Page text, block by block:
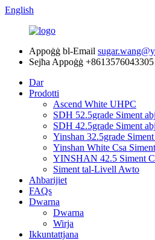
English
Appoġġ bl-Email
Sejħa Appoġġ +8613576043305
Dar
Prodotti
Ascend White UHPC
SDH 52.5grade Siment
SDH 42.5grade Siment
Yinshan 32.5grade
Yinshan White Csa
YINSHAN 42.5 Siment
Siment tal-Livell Awto
Aħbarijiet
FAQs
Dwarna
Dwarna
Wirja
Ikkuntattjana